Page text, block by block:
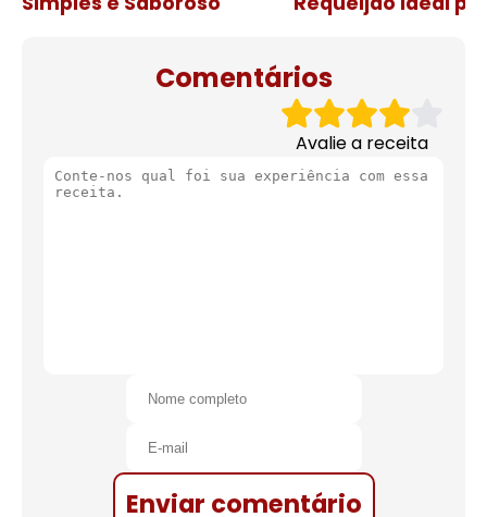
Comentários
Avalie a receita
Enviar comentário